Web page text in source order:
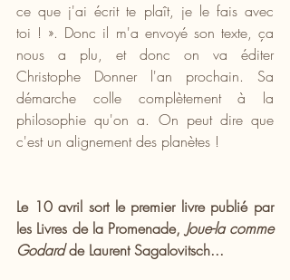
ce que j'ai écrit te plaît, je le fais avec
toi ! ». Donc il m'a envoyé son texte, ça
nous a plu, et donc on va éditer
Christophe Donner l'an prochain. Sa
démarche colle complètement à la
philosophie qu'on a. On peut dire que
c'est un alignement des planètes !
Le 10 avril sort le premier livre publié par
les Livres de la Promenade, Joue-la comme
Godard de Laurent Sagalovitsch...